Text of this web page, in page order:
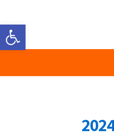
פתח